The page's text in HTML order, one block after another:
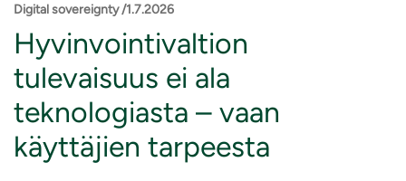
Digital sovereignty /1.7.2026
Hyvinvointivaltion
tulevaisuus ei ala
teknologiasta – vaan
käyttäjien tarpeesta